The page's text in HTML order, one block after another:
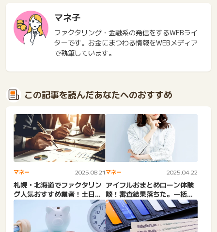
マネ子
ファクタリング・金融系の発信をするWEBライ
ターです。お金にまつわる情報をWEBメディア
で執筆しています。
この記事を読んだあなたへのおすすめ
マネー 2025.08.21
札幌・北海道でファクタリン
グ人気おすすめ業者！土日対
応、即日対応・個人事業
マネー 2025.04.22
アイフルおまとめローン体験
談！審査結果落ちた。一括請
求された・電話きた・連
絡・...